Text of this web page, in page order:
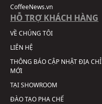
CoffeeNews.vn
HỖ TRỢ KHÁCH HÀNG
VỀ CHÚNG TÔI
LIÊN HỆ
THÔNG BÁO CẬP NHẬT ĐỊA CHỈ
MỚI
TẠI SHOWROOM
ĐÀO TẠO PHA CHẾ